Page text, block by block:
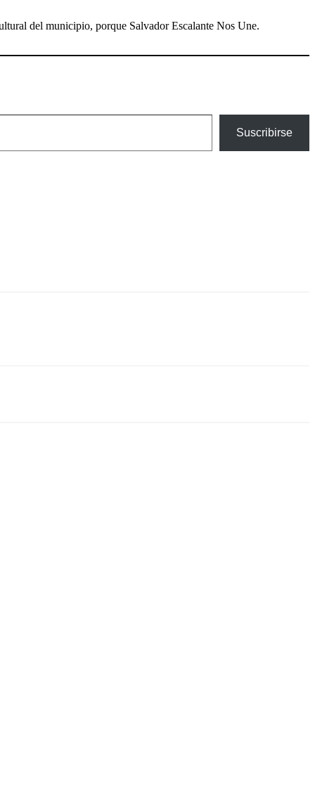
del municipio, porque Salvador Escalante Nos Une.
Suscribirse